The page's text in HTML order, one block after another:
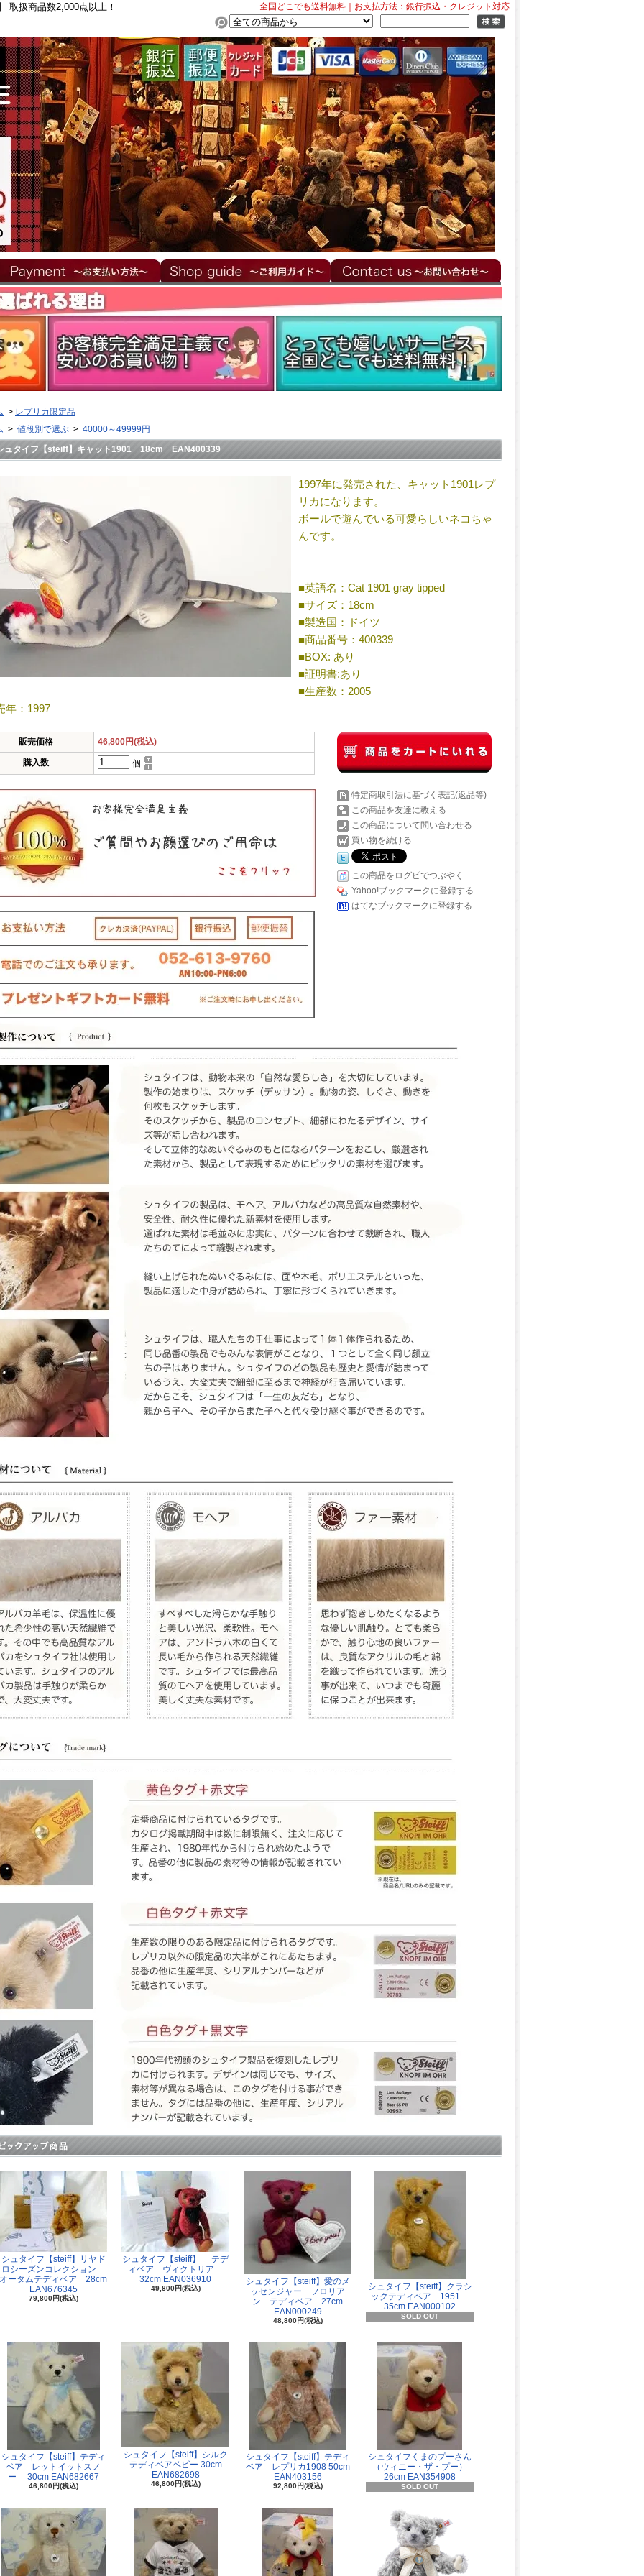
取扱商品数2,000点以上！ 全国どこでも送料無料｜お支払方法：銀行振込・クレジット対応
> レプリカ限定品
> 値段別で選ぶ > 40000～49999円
ュタイフ【steiff】キャット1901 18cm EAN400339
1997年に発売された、キャット1901レプ
リカになります。
ボールで遊んでいる可愛らしいネコちゃ
んです。
■英語名：Cat 1901 gray tipped
■サイズ：18cm
■製造国：ドイツ
■商品番号：400339
■BOX: あり
■証明書:あり
■生産数：2005
年：1997
販売価格 46,800円(税込)
購入数 個
特定商取引法に基づく表記(返品等)
この商品を友達に教える
この商品について問い合わせる
買い物を続ける
この商品をログピでつぶやく
Yahoo!ブックマークに登録する
はてなブックマークに登録する
シュタイフ【steiff】リヤド
ロシーズンコレクション
オータムテディベア 28cm
EAN676345
79,800円(税込)
シュタイフ【steiff】 テデ
ィベア ヴィクトリア
32cm EAN036910
49,800円(税込)
シュタイフ【steiff】愛のメ
ッセンジャー フロリア
ン テディベア 27cm
EAN000249
48,800円(税込)
シュタイフ【steiff】クラシ
ックテディベア 1951
35cm EAN000102
SOLD OUT
シュタイフ【steiff】テディ
ベア レットイットスノ
ー 30cm EAN682667
46,800円(税込)
シュタイフ【steiff】シルク
テディベアベビー 30cm
EAN682698
46,800円(税込)
シュタイフ【steiff】テディ
ベア レプリカ1908 50cm
EAN403156
92,800円(税込)
シュタイフくまのプーさん
（ウィニー・ザ・プー）
26cm EAN354908
SOLD OUT